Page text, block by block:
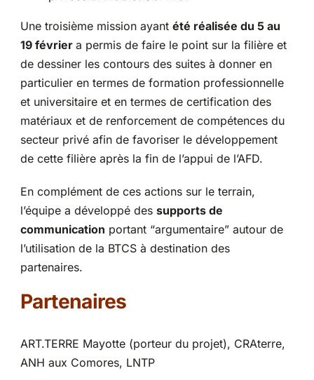
Une troisième mission ayant été réalisée du 5 au
19 février a permis de faire le point sur la filière et
de dessiner les contours des suites à donner en
particulier en termes de formation professionnelle
et universitaire et en termes de certification des
matériaux et de renforcement de compétences du
secteur privé afin de favoriser le développement
de cette filière après la fin de l’appui de l’AFD.
En complément de ces actions sur le terrain,
l’équipe a développé des supports de
communication portant “argumentaire” autour de
l’utilisation de la BTCS à destination des
partenaires.
Partenaires
ART.TERRE Mayotte (porteur du projet), CRAterre,
ANH aux Comores, LNTP